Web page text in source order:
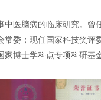
医脑病的临床研究。曾
委；现任国家科技奖评
博士学科点专项科研基